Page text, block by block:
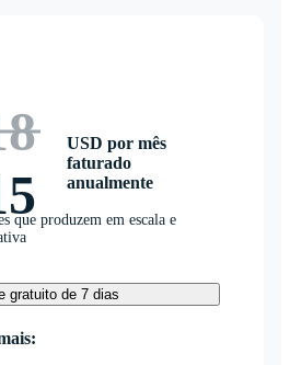
USD por mês
faturado
anualmente
que produzem em escala e
gratuito de 7 dias